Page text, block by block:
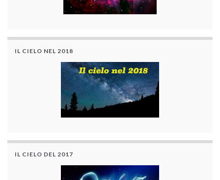
IL CIELO NEL 2018
IL CIELO DEL 2017